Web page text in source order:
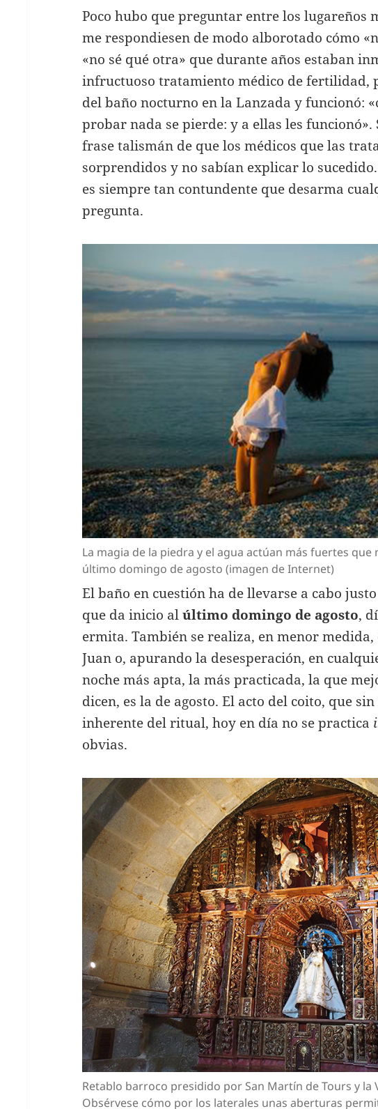
Poco hubo que preguntar entre los lugareños
me respondiesen de modo alborotado cómo
«no sé qué otra» que durante años estaban
infructuoso tratamiento médico de fertilidad,
del baño nocturno en la Lanzada y funcionó:
probar nada se pierde: y a ellas les
frase talismán de que los médicos que las
sorprendidos y no sabían explicar lo
es siempre tan contundente que desarma
pregunta.
La magia de la piedra y el agua actúan más fuertes que
último domingo de agosto (imagen de Internet)
El baño en cuestión ha de llevarse a cabo justo
que da inicio alúltimo domingo de agosto,
ermita. También se realiza, en menor medida,
Juan o, apurando la desesperación, en
noche más apta, la más practicada, la que
dicen, es la de agosto. El acto del coito, que
inherente del ritual, hoy en día no se practica
obvias.
Retablo barroco presidido por San Martín de Tours y la
Obsérvese cómo por los laterales unas aberturas